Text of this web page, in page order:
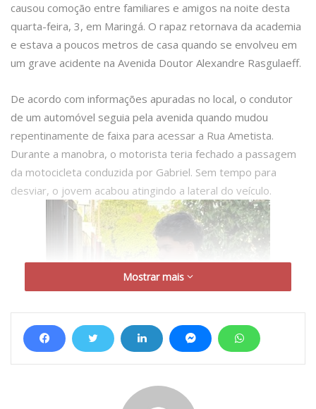
causou comoção entre familiares e amigos na noite desta
quarta-feira, 3, em Maringá. O rapaz retornava da academia
e estava a poucos metros de casa quando se envolveu em
um grave acidente na Avenida Doutor Alexandre Rasgulaeff.
De acordo com informações apuradas no local, o condutor
de um automóvel seguia pela avenida quando mudou
repentinamente de faixa para acessar a Rua Ametista.
Durante a manobra, o motorista teria fechado a passagem
da motocicleta conduzida por Gabriel. Sem tempo para
desviar, o jovem acabou atingindo a lateral do veículo.
Mostrar mais